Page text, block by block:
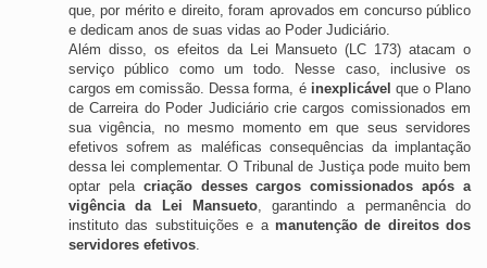
que, por mérito e direito, foram aprovados em concurso público
e dedicam anos de suas vidas ao Poder Judiciário.
Além disso, os efeitos da Lei Mansueto (LC 173) atacam o
serviço público como um todo. Nesse caso, inclusive os
cargos em comissão. Dessa forma, é inexplicável que o Plano
de Carreira do Poder Judiciário crie cargos comissionados em
sua vigência, no mesmo momento em que seus servidores
efetivos sofrem as maléficas consequências da implantação
dessa lei complementar. O Tribunal de Justiça pode muito bem
optar pela criação desses cargos comissionados após a
vigência da Lei Mansueto, garantindo a permanência do
instituto das substituições e a manutenção de direitos dos
servidores efetivos